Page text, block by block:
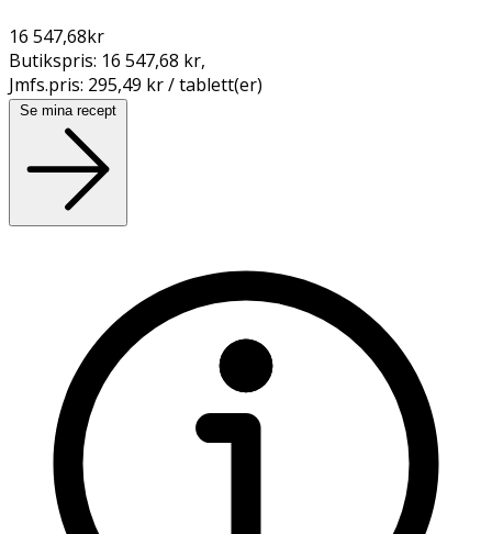
16 547,68kr
Butikspris: 16 547,68 kr,
Jmfs.pris: 295,49 kr / tablett(er)
Se mina recept